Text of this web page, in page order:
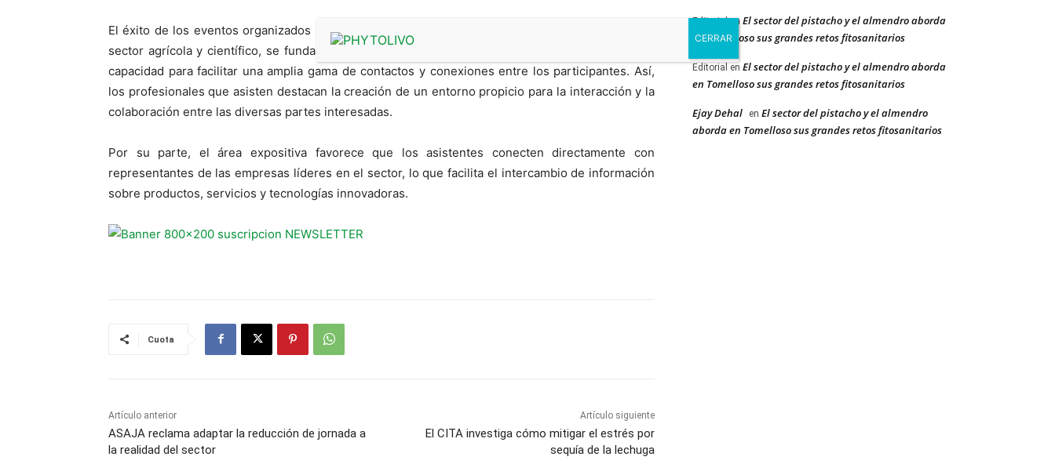
El éxito de los eventos organizados por Phytoma, que gozan de un prestigio sin parangón en el
sector agrícola y científico, se fundamenta en la calidad del programa científico-técnico y en su
capacidad para facilitar una amplia gama de contactos y conexiones entre los participantes. Así,
los profesionales que asisten destacan la creación de un entorno propicio para la interacción y la
colaboración entre las diversas partes interesadas.
Por su parte, el área expositiva favorece que los asistentes conecten directamente con
representantes de las empresas líderes en el sector, lo que facilita el intercambio de información
sobre productos, servicios y tecnologías innovadoras.
Cuota
Artículo anterior
ASAJA reclama adaptar la reducción de jornada a
la realidad del sector
Artículo siguiente
El CITA investiga cómo mitigar el estrés por
sequía de la lechuga
Editorialen El sector del pistacho y el almendro aborda
en Tomelloso sus grandes retos fitosanitarios
Editorial en El sector del pistacho y el almendro aborda
en Tomelloso sus grandes retos fitosanitarios
Ejay Dehal en El sector del pistacho y el almendro
aborda en Tomelloso sus grandes retos fitosanitarios